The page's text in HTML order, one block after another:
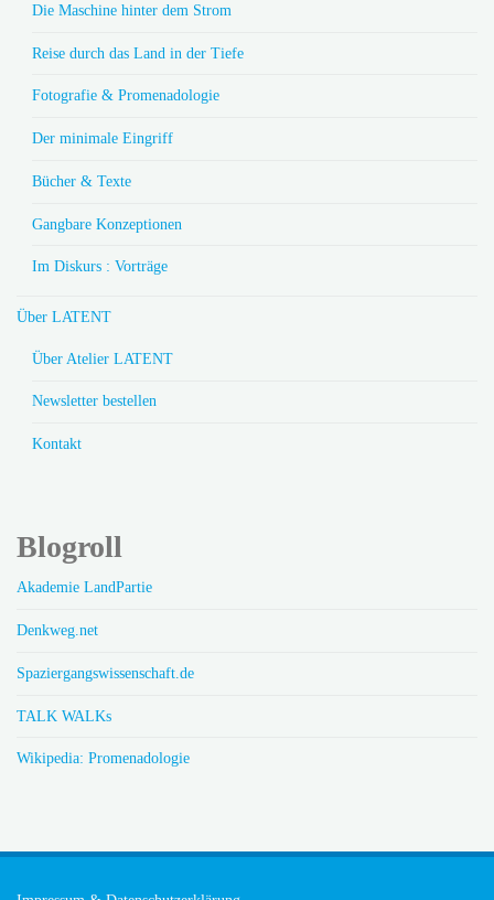
Die Maschine hinter dem Strom
Reise durch das Land in der Tiefe
Fotografie & Promenadologie
Der minimale Eingriff
Bücher & Texte
Gangbare Konzeptionen
Im Diskurs : Vorträge
Über LATENT
Über Atelier LATENT
Newsletter bestellen
Kontakt
Blogroll
Akademie LandPartie
Denkweg.net
Spaziergangswissenschaft.de
TALK WALKs
Wikipedia: Promenadologie